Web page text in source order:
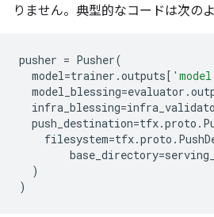
りません。典型的なコードは次の
pusher = Pusher(
model=trainer .outputs[
model_blessing=evaluator .
infra_blessing=
push_destination=tfx.proto .
filesystem=tfx.proto .
base_directory=
)
)